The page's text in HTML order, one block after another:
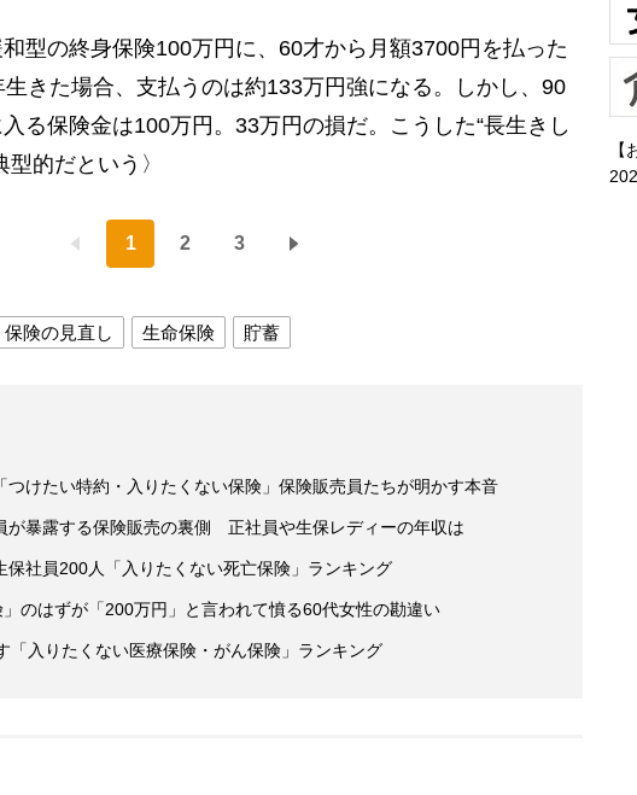
和型の終身保険100万円に、60才から月額3700円を払った
きた場合、支払うのは約133万円強になる。しかし、90
る保険金は100万円。33万円の損だ。こうした“長生きし
的だという〉
1 2 3
保険の見直し 生命保険 貯蓄
つけたい特約・入りたくない保険」保険販売員たちが明かす本音
が暴露する保険販売の裏側 正社員や生保レディーの年収は
社員200人「入りたくない死亡保険」ランキング
」のはずが「200万円」と言われて憤る60代女性の勘違い
「入りたくない医療保険・がん保険」ランキング
【